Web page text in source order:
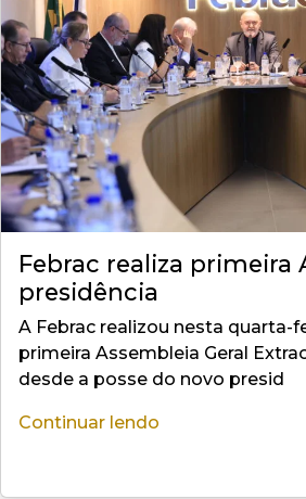
Febrac realiza primeira
presidência
A Febrac realizou nesta quarta-
primeira Assembleia Geral
desde a posse do novo presid
Continuar lendo